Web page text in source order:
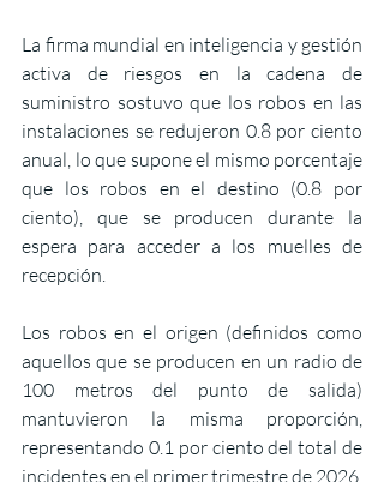
La firma mundial en inteligencia y gestión
activa de riesgos en la cadena de
suministro sostuvo que los robos en las
instalaciones se redujeron 0.8 por ciento
anual, lo que supone el mismo porcentaje
que los robos en el destino (0.8 por
ciento), que se producen durante la
espera para acceder a los muelles de
recepción.
Los robos en el origen (definidos como
aquellos que se producen en un radio de
100 metros del punto de salida)
mantuvieron la misma proporción,
representando 0.1 por ciento del total de
incidentes en el primer trimestre de 2026.